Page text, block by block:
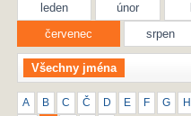
leden únor
červenec
srpen
Všechny jména
A B C Č D E F G H